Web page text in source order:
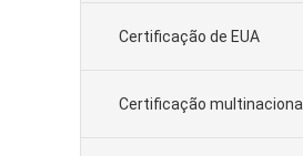
Certificação de EUA
Certificação multinacional